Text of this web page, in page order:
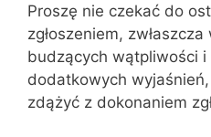
Proszę nie czekać do
zgłoszeniem,
budzących wątpliwości i
dodatkowych
zdążyć z dokonaniem